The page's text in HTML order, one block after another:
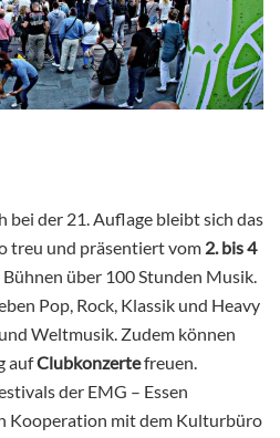
bei der 21. Auflage bleibt sich das
treu und präsentiert vom 2. bis 4
über 100 Stunden Musik.
Pop, Rock, Klassik und Heavy
Weltmusik. Zudem können
aufClubkonzertefreuen.
der EMG – Essen
Kooperation mit dem Kulturbüro